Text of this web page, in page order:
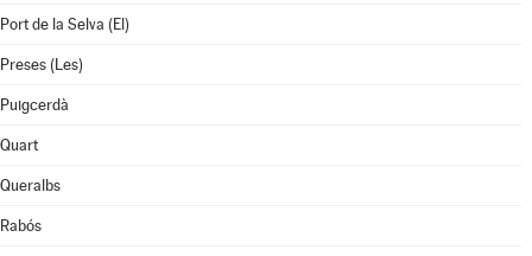
Port de la Selva (El)
Preses (Les)
Puigcerdà
Quart
Queralbs
Rabós